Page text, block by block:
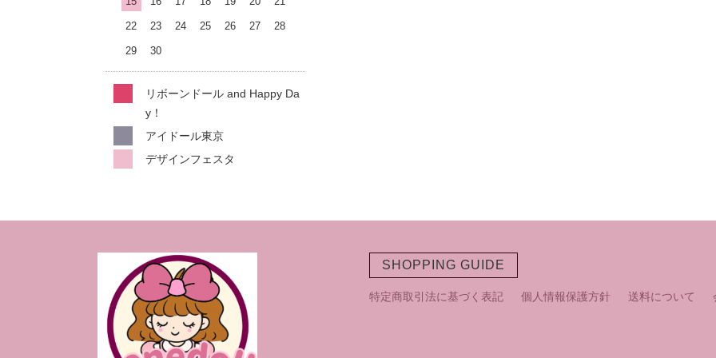
22 23 24 25 26 27 28
29 30
リボーンドール and Happy Da
y！
アイドール東京
デザインフェスタ
SHOPPING GUIDE
特定商取引法に基づく表記 個人情報保護方針 送料について